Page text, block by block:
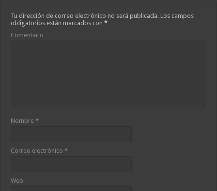
Tu dirección de correo electrónico no será publicada. Los campos
obligatorios están marcados con*
Comentario
Nombre*
Correo electrónico*
Web